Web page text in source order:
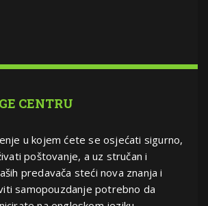
CENTRU
u kojem ćete se osjećati sigurno,
poštovanje, a uz stručan i
predavača steći nova znanja i
samopouzdanje potrebno da